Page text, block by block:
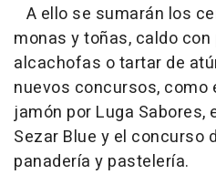
A ello se sumarán los
monas y toñas, caldo
alcachofas o tartar de
nuevos concursos, como
jamón por Luga
Sezar Blue y el concurso
panadería y pastelería.